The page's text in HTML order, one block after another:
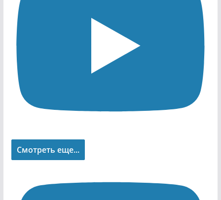
Смотреть еще...